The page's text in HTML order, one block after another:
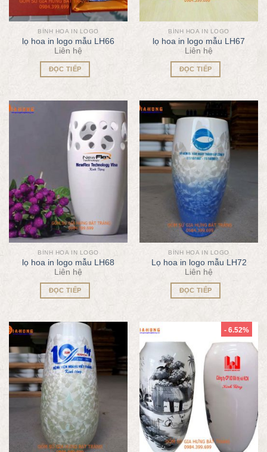
BÌNH HOA IN LOGO
lọ hoa in logo mẫu LH66
Liên hệ
ĐỌC TIẾP
BÌNH HOA IN LOGO
lọ hoa in logo mẫu LH67
Liên hệ
ĐỌC TIẾP
BÌNH HOA IN LOGO
lọ hoa in logo mẫu LH68
Liên hệ
ĐỌC TIẾP
BÌNH HOA IN LOGO
Lọ hoa in logo mẫu LH72
Liên hệ
ĐỌC TIẾP
- 6.52%